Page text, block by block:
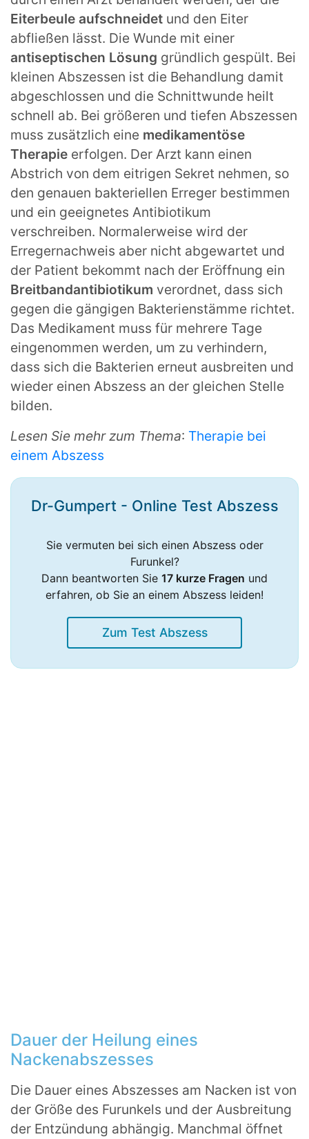
Eiterbeule aufschneidet und den Eiter
abfließen lässt. Die Wunde mit einer
antiseptischen Lösung gründlich gespült. Bei
kleinen Abszessen ist die Behandlung damit
abgeschlossen und die Schnittwunde heilt
schnell ab. Bei größeren und tiefen Abszessen
muss zusätzlich eine medikamentöse
Therapie erfolgen. Der Arzt kann einen
Abstrich von dem eitrigen Sekret nehmen, so
den genauen bakteriellen Erreger bestimmen
und ein geeignetes Antibiotikum
verschreiben. Normalerweise wird der
Erregernachweis aber nicht abgewartet und
der Patient bekommt nach der Eröffnung ein
Breitbandantibiotikum verordnet, dass sich
gegen die gängigen Bakterienstämme richtet.
Das Medikament muss für mehrere Tage
eingenommen werden, um zu verhindern,
dass sich die Bakterien erneut ausbreiten und
wieder einen Abszess an der gleichen Stelle
bilden.
Lesen Sie mehr zum Thema: Therapie bei
einem Abszess
Dr-Gumpert - Online Test Abszess
Sie vermuten bei sich einen Abszess oder
Furunkel?
Dann beantworten Sie 17 kurze Fragen und
erfahren, ob Sie an einem Abszess leiden!
Zum Test Abszess
Dauer der Heilung eines
Nackenabszesses
Die Dauer eines Abszesses am Nacken ist von
der Größe des Furunkels und der Ausbreitung
der Entzündung abhängig. Manchmal öffnet